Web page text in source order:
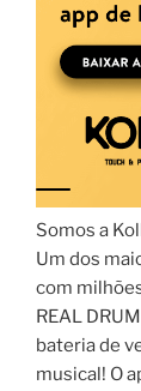
Somos a
Um dos
com
REAL
bateria de
musical! O